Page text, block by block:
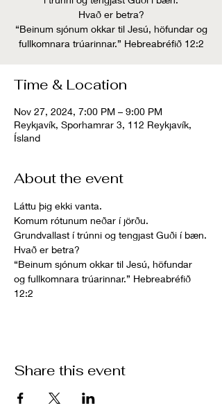
Hvað er betra?
“Beinum sjónum okkar til Jesú, höfundar og
fullkomnara trúarinnar.” Hebreabréfið 12:2
Time & Location
Nov 27, 2024, 7:00 PM – 9:00 PM
Reykjavík, Sporhamrar 3, 112 Reykjavík,
Ísland
About the event
Láttu þig ekki vanta.
Komum rótunum neðar í jörðu.
Grundvallast í trúnni og tengjast Guði í bæn.
Hvað er betra?
“Beinum sjónum okkar til Jesú, höfundar
og fullkomnara trúarinnar.” Hebreabréfið
12:2
Share this event